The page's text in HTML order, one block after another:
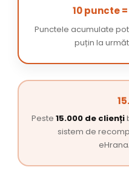
10 puncte
Punctele acumulate
puțin la
Peste 15.000 de clienți
sistem de